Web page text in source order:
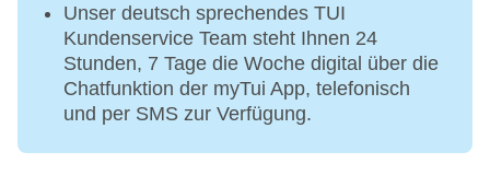
Unser deutsch sprechendes TUI
Kundenservice Team steht Ihnen 24
Stunden, 7 Tage die Woche digital über die
Chatfunktion der myTui App, telefonisch
und per SMS zur Verfügung.